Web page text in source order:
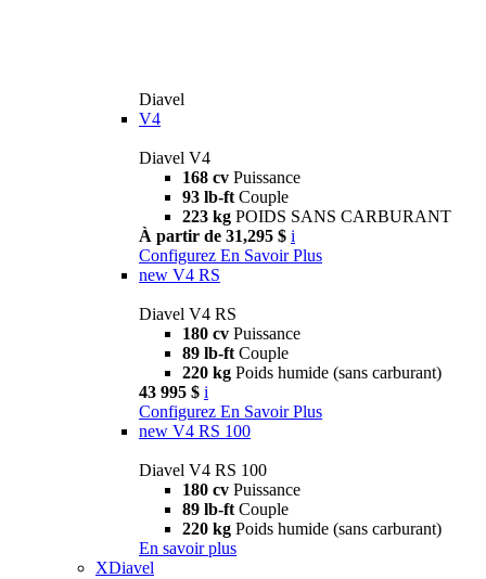
Diavel
V4
Diavel V4
168 cv Puissance
93 lb-ft Couple
223 kg POIDS SANS CARBURANT
À partir de 31,295 $ i
Configurez En Savoir Plus
new V4 RS
Diavel V4 RS
180 cv Puissance
89 lb-ft Couple
220 kg Poids humide (sans carburant)
43 995 $ i
Configurez En Savoir Plus
new V4 RS 100
Diavel V4 RS 100
180 cv Puissance
89 lb-ft Couple
220 kg Poids humide (sans carburant)
En savoir plus
XDiavel